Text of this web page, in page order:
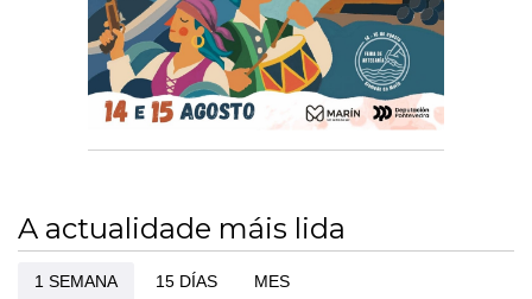
A actualidade máis lida
1 SEMANA 15 DÍAS MES